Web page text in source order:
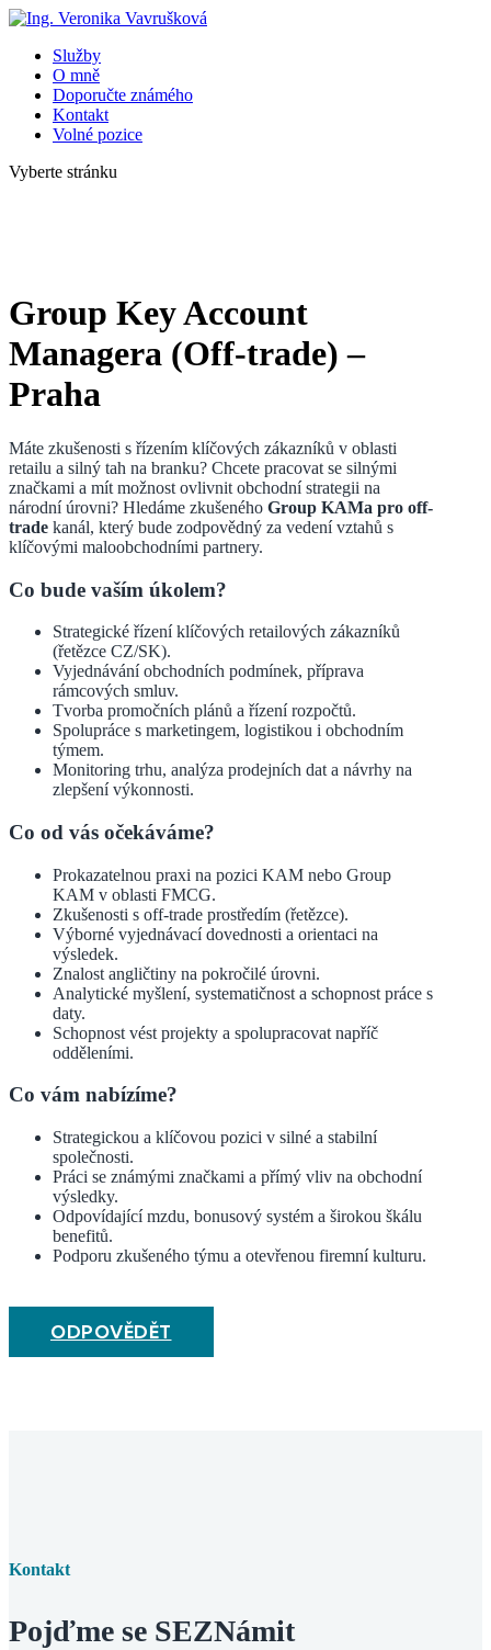
Služby
O mně
Doporučte známého
Kontakt
Volné pozice
Vyberte stránku
Group Key Account
Managera (Off-trade) –
Praha
Máte zkušenosti s řízením klíčových zákazníků v oblasti
retailu a silný tah na branku? Chcete pracovat se silnými
značkami a mít možnost ovlivnit obchodní strategii na
národní úrovni? Hledáme zkušeného Group KAMa pro off-
trade kanál, který bude zodpovědný za vedení vztahů s
klíčovými maloobchodními partnery.
Co bude vaším úkolem?
Strategické řízení klíčových retailových zákazníků
(řetězce CZ/SK).
Vyjednávání obchodních podmínek, příprava
rámcových smluv.
Tvorba promočních plánů a řízení rozpočtů.
Spolupráce s marketingem, logistikou i obchodním
týmem.
Monitoring trhu, analýza prodejních dat a návrhy na
zlepšení výkonnosti.
Co od vás očekáváme?
Prokazatelnou praxi na pozici KAM nebo Group
KAM v oblasti FMCG.
Zkušenosti s off-trade prostředím (řetězce).
Výborné vyjednávací dovednosti a orientaci na
výsledek.
Znalost angličtiny na pokročilé úrovni.
Analytické myšlení, systematičnost a schopnost práce s
daty.
Schopnost vést projekty a spolupracovat napříč
odděleními.
Co vám nabízíme?
Strategickou a klíčovou pozici v silné a stabilní
společnosti.
Práci se známými značkami a přímý vliv na obchodní
výsledky.
Odpovídající mzdu, bonusový systém a širokou škálu
benefitů.
Podporu zkušeného týmu a otevřenou firemní kulturu.
ODPOVĚDĚT
Kontakt
Pojďme se SEZNámit